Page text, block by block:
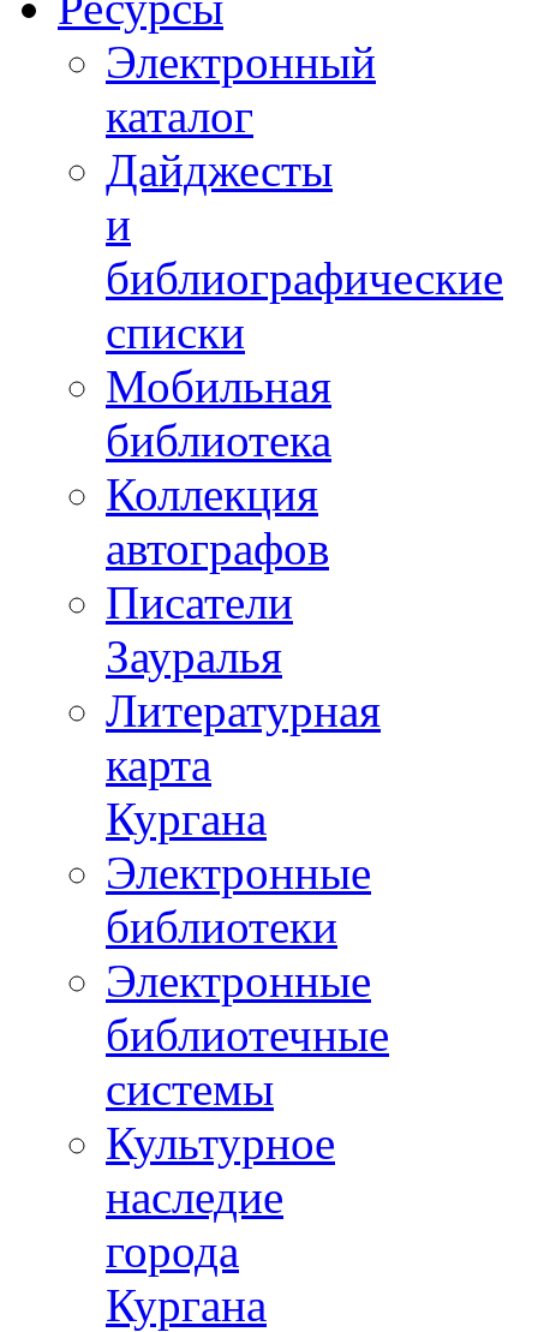
Электронный
каталог
Дайджесты
и
библиографические
списки
Мобильная
библиотека
Коллекция
автографов
Писатели
Зауралья
Литературная
карта
Кургана
Электронные
библиотеки
Электронные
библиотечные
системы
Культурное
наследие
города
Кургана